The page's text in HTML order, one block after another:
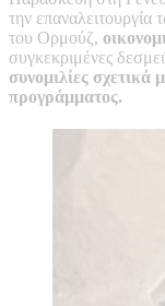
την
του Ορμούζ,
συγκεκριμένες
συνομιλίες σχετικά
προγράμματος.